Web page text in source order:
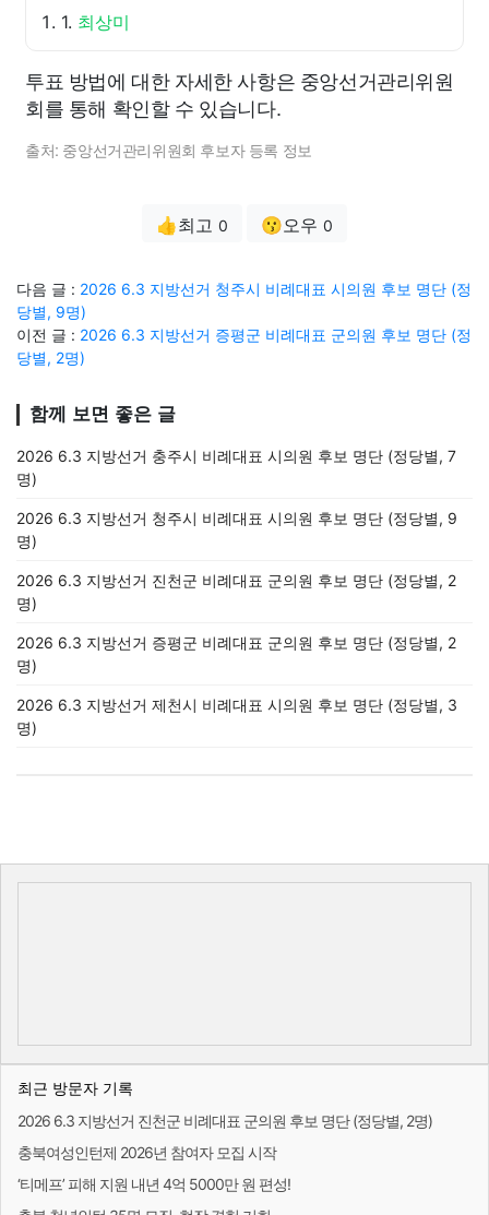
1. 최상미
투표 방법에 대한 자세한 사항은 중앙선거관리위원
회를 통해 확인할 수 있습니다.
출처: 중앙선거관리위원회 후보자 등록 정보
👍최고 0 😗오우 0
다음 글 : 2026 6.3 지방선거 청주시 비례대표 시의원 후보 명단 (정
당별, 9명)
이전 글 : 2026 6.3 지방선거 증평군 비례대표 군의원 후보 명단 (정
당별, 2명)
함께 보면 좋은 글
2026 6.3 지방선거 충주시 비례대표 시의원 후보 명단 (정당별, 7
명)
2026 6.3 지방선거 청주시 비례대표 시의원 후보 명단 (정당별, 9
명)
2026 6.3 지방선거 진천군 비례대표 군의원 후보 명단 (정당별, 2
명)
2026 6.3 지방선거 증평군 비례대표 군의원 후보 명단 (정당별, 2
명)
2026 6.3 지방선거 제천시 비례대표 시의원 후보 명단 (정당별, 3
명)
최근 방문자 기록
2026 6.3 지방선거 진천군 비례대표 군의원 후보 명단 (정당별, 2명)
충북여성인턴제 2026년 참여자 모집 시작
‘티메프’ 피해 지원 내년 4억 5000만 원 편성!